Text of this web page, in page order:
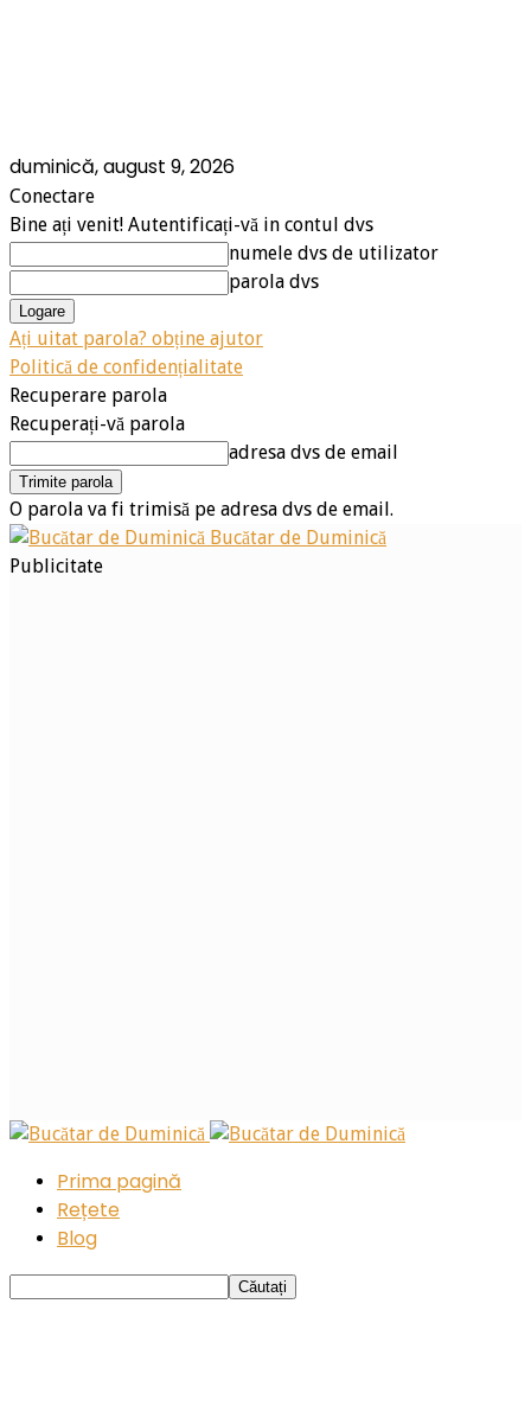
duminică, august 9, 2026
Conectare
Bine ați venit! Autentificați-vă in contul dvs
numele dvs de utilizator
parola dvs
Ați uitat parola? obține ajutor
Politică de confidențialitate
Recuperare parola
Recuperați-vă parola
adresa dvs de email
O parola va fi trimisă pe adresa dvs de email.
Bucătar de Duminică
Publicitate
Prima pagină
Rețete
Blog